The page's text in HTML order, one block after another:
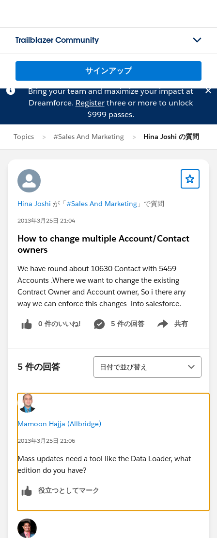
Trailblazer Community
サインアップ
Bring your team and maximize your impact at
Dreamforce. Registerthree or more to unlock
$999 passes.
Topics #Sales And Marketing Hina Joshi の質問
Hina Joshi が「#Sales And Marketing 」で質問
2013年3月25日 21:04
How to change multiple Account/Contact
owners
We have round about 10630 Contact with 5459
Accounts .Where we want to change the existing
Contract Owner and Account owner, So i there any
way we can enforce this changes into salesforce.
0 件のいいね! 5 件の回答 共有
Show menu
5 件の回答
並び替え
日付で並び替え
Mamoon Hajja (Allbridge)
2013年3月25日 21:06
Mass updates need a tool like the Data Loader, what
edition do you have?
役立つとしてマーク